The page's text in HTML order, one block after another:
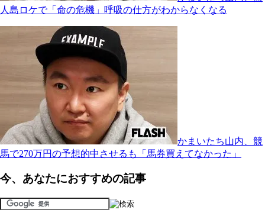
人島ロケで「命の危機」呼吸の仕方がわからなくなる
かまいたち山内、競
馬で270万円の予想的中させるも「馬券買えてなかった」
今、あなたにおすすめの記事